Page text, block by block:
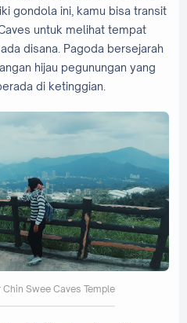
gondola ini, kamu bisa transit
untuk melihat tempat
disana. Pagoda bersejarah
hijau pegunungan yang
di ketinggian.
Swee Caves Temple